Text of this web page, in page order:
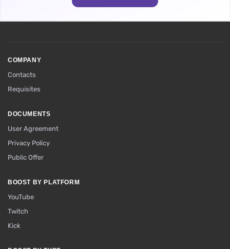
COMPANY
Contacts
Requisites
DOCUMENTS
User Agreement
Privacy Policy
Public Offer
BOOST BY PLATFORM
YouTube
Twitch
Kick